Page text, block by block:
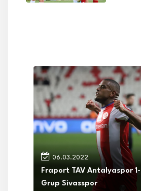
06.03.2022
Fraport TAV Antalyaspor
Grup Sivasspor